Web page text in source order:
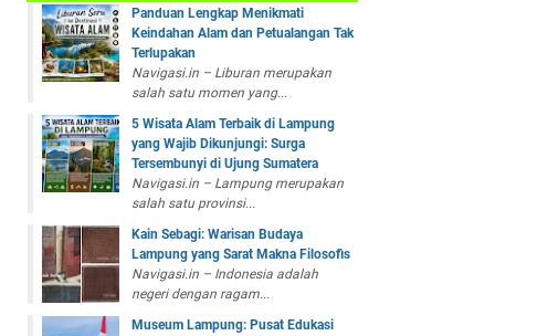
Panduan Lengkap Menikmati
Keindahan Alam dan Petualangan Tak
Terlupakan
Navigasi.in – Liburan merupakan
salah satu momen yang...
5 Wisata Alam Terbaik di Lampung
yang Wajib Dikunjungi: Surga
Tersembunyi di Ujung Sumatera
Navigasi.in – Lampung merupakan
salah satu provinsi...
Kain Sebagi: Warisan Budaya
Lampung yang Sarat Makna Filosofis
Navigasi.in – Indonesia adalah
negeri dengan ragam...
Museum Lampung: Pusat Edukasi